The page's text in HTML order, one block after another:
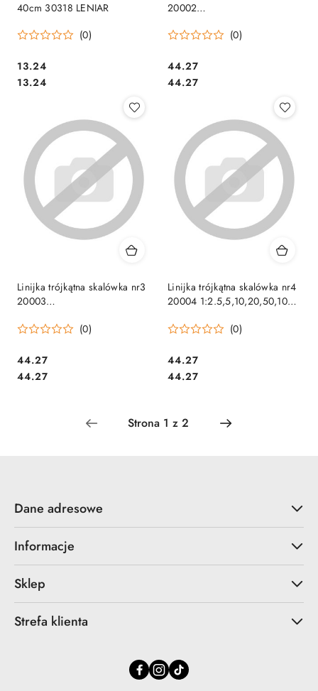
40cm 30318 LENIAR
(0)
Cena:
13.24
Cena:
13.24
20002
LENIAR
(0)
Cena:
44.27
Cena:
44.27
Linijka trójkątna skalówka nr3
20003
LENIAR
(0)
Cena:
44.27
Cena:
44.27
Linijka trójkątna skalówka nr4
20004 1:2.5,5,10,20,50,100
(0)
Cena:
44.27
Cena:
44.27
Dane adresowe
Informacje
Sklep
Strefa klienta